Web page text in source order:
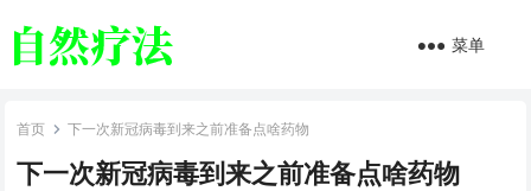
菜单
首页 下一次新冠病毒到来之前准备点啥药物
下一次新冠病毒到来之前准备点啥药物